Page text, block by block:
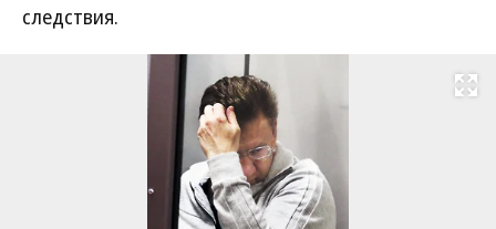
следствия.
Развернуть